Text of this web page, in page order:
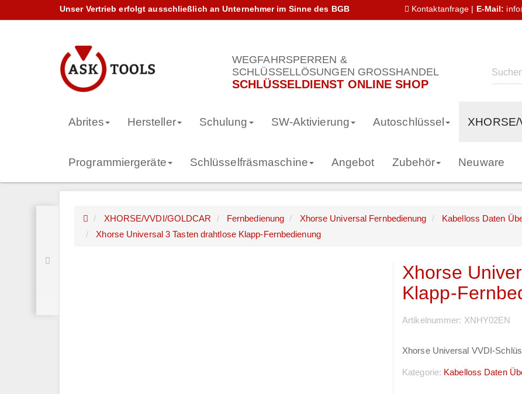
Unser Vertrieb erfolgt ausschließlich an Unternehmer im Sinne des BGB Kontaktanfrage E-Mail:
WEGFAHRSPERREN &
SCHLÜSSELLÖSUNGEN GROSSHANDEL
SCHLÜSSELDIENST ONLINE SHOP
Abrites Hersteller Schulung SW-Aktivierung Autoschlüssel
Programmiergeräte Schlüsselfräsmaschine Angebot Zubehör Neuware
XHORSE/VVDI/GOLDCAR Fernbedienung Xhorse Universal Fernbedienung
Kabelloss Daten
Xhorse Universal 3 Tasten drahtlose Klapp-Fernbedienung
Xhorse
Klapp-
Artikelnummer: XNHY02EN
Xhorse Universal VVDI-
Kategorie: Kabelloss Daten